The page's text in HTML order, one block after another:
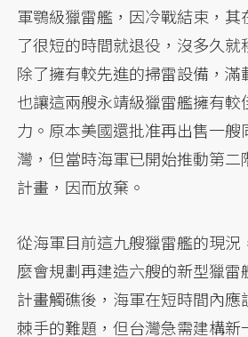
軍鶚級獵雷艦，因冷戰結束，其
了很短的時間就退役，沒多久就
除了擁有較先進的掃雷設備，滿
也讓這兩艘永靖級獵雷艦擁有較
力。原本美國還批准再出售一艘
灣，但當時海軍已開始推動第二
計畫，因而放棄。
從海軍目前這九艘獵雷艦的現況
麼會規劃再建造六艘的新型獵雷
計畫觸礁後，海軍在短時間內應
棘手的難題，但台灣急需建構新